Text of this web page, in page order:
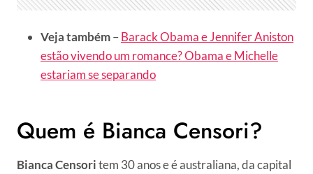
Veja também– Barack Obama e Jennifer Aniston
estão vivendo um romance? Obama e Michelle
estariam se separando
Quem é Bianca Censori?
Bianca Censoritem 30 anos e é australiana, da capital